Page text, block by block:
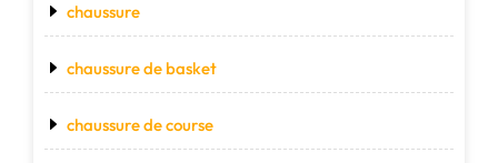
chaussure
chaussure de basket
chaussure de course